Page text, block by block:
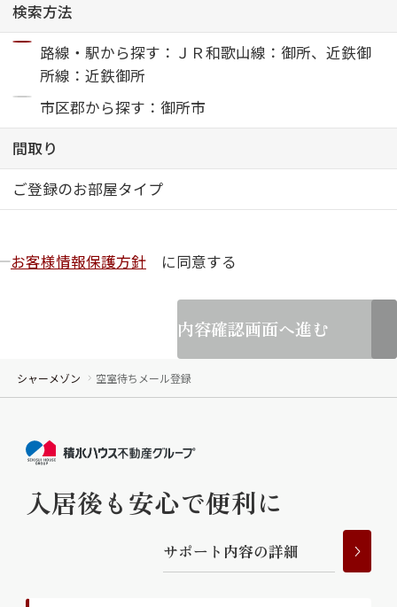
ShaMaison STYLE
シャーメゾンショップを探す
らくらく内見
シャーメゾンライフサポート
お問い合わせ・よくある質問
検索方法
路線・駅から探す：ＪＲ和歌山線：御所、近鉄御
所線：近鉄御所
市区郡から探す：御所市
間取り
ご登録のお部屋タイプ
お客様情報保護方針 に同意する
内容確認画面へ進む
シャーメゾン 空室待ちメール登録
入居後も安心で便利に
サポー ト 内容の詳細